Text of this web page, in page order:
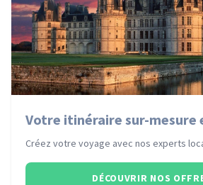
Votre itinéraire sur-mesure
Créez votre voyage avec nos experts
DÉCOUVRIR NOS